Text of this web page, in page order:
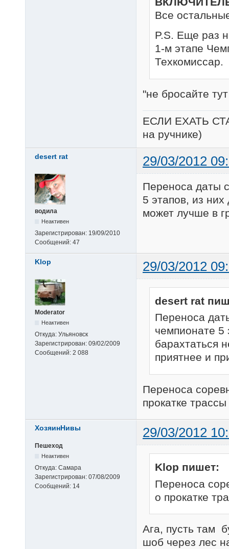
Все
P.S. Еще раз
1-м этапе
Техкомиссар.
"не бросайте
ЕСЛИ ЕХАТЬ
на ручнике)
desert rat 29/03/2012
водила
Неактивен
Зарегистрирован: 19/09/2010
Сообщений: 47
Переноса даты
5 этапов, из
может лучше в
Klop 29/03/2012
Moderator
Неактивен
Откуда: Ульяновск
Зарегистрирован: 09/02/2009
Сообщений: 2 088
desert rat
Переноса
чемпионате 5
барахтаться
приятнее и
Переноса
прокатке
ХозяинНивы 29/03/2012
Пешеход
Неактивен
Откуда: Самара
Зарегистрирован: 07/08/2009
Сообщений: 14
Klop пишет:
Переноса
о прокатке
Ага, пусть там
шоб через лес